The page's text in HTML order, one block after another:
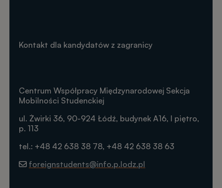
Kontakt dla kandydatów z zagranicy
Centrum Współpracy Międzynarodowej Sekcja
Mobilności Studenckiej
ul. Żwirki 36, 90-924 Łódź, budynek A16, I piętro,
p. 113
tel.: +48 42 638 38 78, +48 42 638 38 63
foreignstudents@info.p.lodz.pl